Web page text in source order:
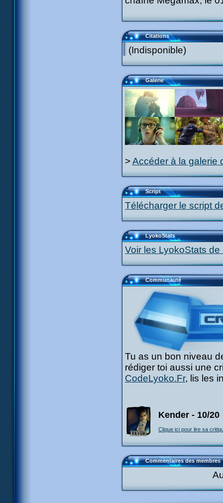
Citations
(Indisponible)
Galerie
>Accéder à la galerie
Script
Télécharger le script
LyokoStats
Voir les LyokoStats
Communauté
Tu as un bon niveau
rédiger toi aussi une
CodeLyoko.Fr, lis les
Kender - 10/20
Clique ici pour lire sa
Commentaires des membres